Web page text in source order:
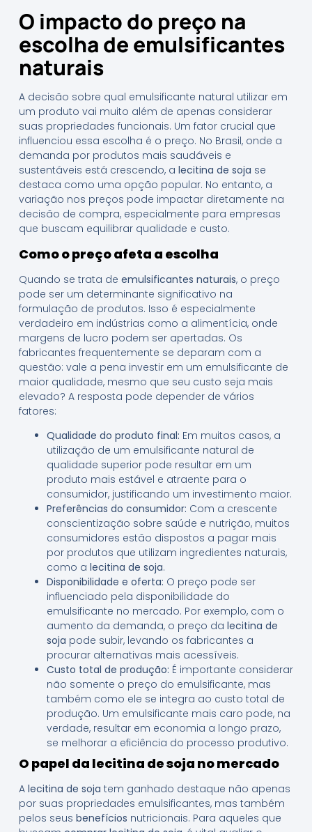
O impacto do preço na
escolha de emulsificantes
naturais
A decisão sobre qual emulsificante natural utilizar em
um produto vai muito além de apenas considerar
suas propriedades funcionais. Um fator crucial que
influenciou essa escolha é o preço. No Brasil, onde a
demanda por produtos mais saudáveis e
sustentáveis está crescendo, a lecitina de soja se
destaca como uma opção popular. No entanto, a
variação nos preços pode impactar diretamente na
decisão de compra, especialmente para empresas
que buscam equilibrar qualidade e custo.
Como o preço afeta a escolha
Quando se trata de emulsificantes naturais, o preço
pode ser um determinante significativo na
formulação de produtos. Isso é especialmente
verdadeiro em indústrias como a alimentícia, onde
margens de lucro podem ser apertadas. Os
fabricantes frequentemente se deparam com a
questão: vale a pena investir em um emulsificante de
maior qualidade, mesmo que seu custo seja mais
elevado? A resposta pode depender de vários
fatores:
Qualidade do produto final: Em muitos casos, a
utilização de um emulsificante natural de
qualidade superior pode resultar em um
produto mais estável e atraente para o
consumidor, justificando um investimento maior.
Preferências do consumidor: Com a crescente
conscientização sobre saúde e nutrição, muitos
consumidores estão dispostos a pagar mais
por produtos que utilizam ingredientes naturais,
como a lecitina de soja.
Disponibilidade e oferta: O preço pode ser
influenciado pela disponibilidade do
emulsificante no mercado. Por exemplo, com o
aumento da demanda, o preço da lecitina de
soja pode subir, levando os fabricantes a
procurar alternativas mais acessíveis.
Custo total de produção: É importante considerar
não somente o preço do emulsificante, mas
também como ele se integra ao custo total de
produção. Um emulsificante mais caro pode, na
verdade, resultar em economia a longo prazo,
se melhorar a eficiência do processo produtivo.
O papel da lecitina de soja no mercado
A lecitina de soja tem ganhado destaque não apenas
por suas propriedades emulsificantes, mas também
pelos seus benefícios nutricionais. Para aqueles que